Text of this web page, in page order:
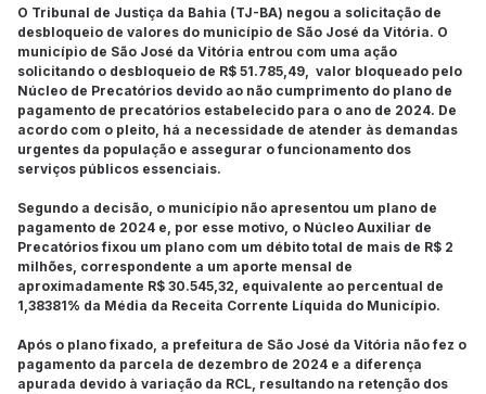
O Tribunal de Justiça da Bahia (TJ-BA) negou a solicitação de
desbloqueio de valores do município de São José da Vitória. O
município de São José da Vitória entrou com uma ação
solicitando o desbloqueio de R$ 51.785,49, valor bloqueado pelo
Núcleo de Precatórios devido ao não cumprimento do plano de
pagamento de precatórios estabelecido para o ano de 2024. De
acordo com o pleito, há a necessidade de atender às demandas
urgentes da população e assegurar o funcionamento dos
serviços públicos essenciais.
Segundo a decisão, o município não apresentou um plano de
pagamento de 2024 e, por esse motivo, o Núcleo Auxiliar de
Precatórios fixou um plano com um débito total de mais de R$ 2
milhões, correspondente a um aporte mensal de
aproximadamente R$ 30.545,32, equivalente ao percentual de
1,38381% da Média da Receita Corrente Líquida do Município.
Após o plano fixado, a prefeitura de São José da Vitória não fez o
pagamento da parcela de dezembro de 2024 e a diferença
apurada devido à variação da RCL, resultando na retenção dos